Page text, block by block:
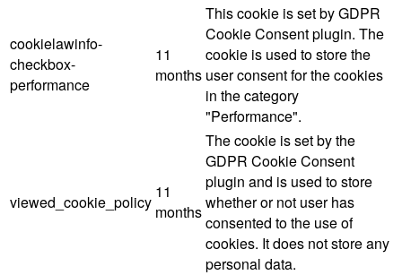
cookielawinfo-
checkbox-
performance
11
months
This cookie is set by GDPR
Cookie Consent plugin. The
cookie is used to store the
user consent for the cookies
in the category
"Performance".
viewed_cookie_policy
11
months
The cookie is set by the
GDPR Cookie Consent
plugin and is used to store
whether or not user has
consented to the use of
cookies. It does not store any
personal data.